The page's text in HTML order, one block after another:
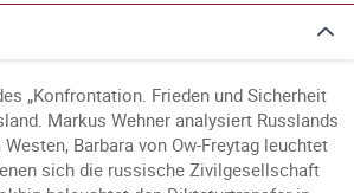
„Konfrontation. Frieden und Sicherheit
Markus Wehner analysiert Russlands
Barbara von Ow-Freytag leuchtet
sich die russische Zivilgesellschaft